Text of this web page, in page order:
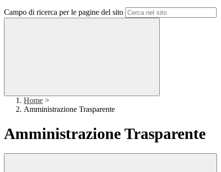
Campo di ricerca per le pagine del sito
Home >
Amministrazione Trasparente
Amministrazione Trasparente